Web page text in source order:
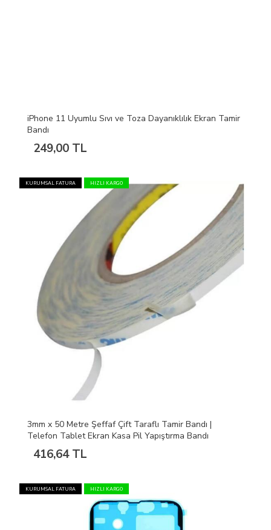
iPhone 11 Uyumlu Sıvı ve Toza Dayanıklılık Ekran Tamir
Bandı
249,00 TL
KURUMSAL FATURA HIZLI KARGO
3mm x 50 Metre Şeffaf Çift Taraflı Tamir Bandı |
Telefon Tablet Ekran Kasa Pil Yapıştırma Bandı
416,64 TL
KURUMSAL FATURA HIZLI KARGO